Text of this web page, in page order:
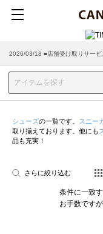
2026/03/18 ■店舗受け取りサービ
シューズの一覧です。 スニー
取り揃えております。他にも
品も充実！
さらに絞り込む
条件に一致
お手数です